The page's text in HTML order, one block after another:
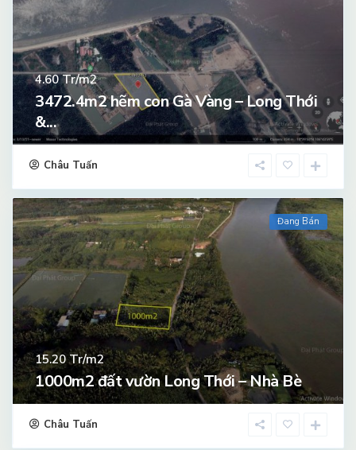
4.60Tr/m2
3472.4m2 hẽm con Gà Vàng – Long Thới
&...
Châu Tuấn
Đang Bán
15.20Tr/m2
1000m2 đất vườn Long Thới – Nhà Bè
Châu Tuấn